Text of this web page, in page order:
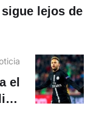
lejos de
el